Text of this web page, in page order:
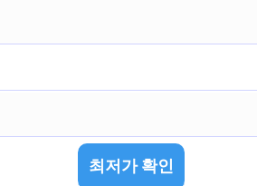
최저가 확인